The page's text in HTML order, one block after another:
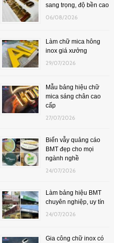
sang trọng, độ bền cao
06/08/2026
Làm chữ mica hông
inox giá xưởng
29/07/2026
Mẫu bảng hiệu chữ
mica sáng chân cao
cấp
27/07/2026
Biển vẫy quảng cáo
BMT đẹp cho mọi
ngành nghề
24/07/2026
Làm bảng hiệu BMT
chuyên nghiệp, uy tín
24/07/2026
Gia công chữ inox có